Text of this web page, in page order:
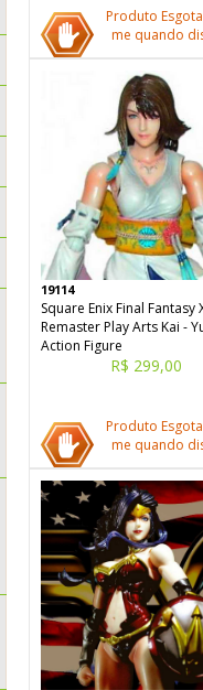
Produto
me quando
19114
Square Enix Final Fantasy
Remaster Play Arts Kai -
Action Figure
R$ 299,00
Produto
me quando